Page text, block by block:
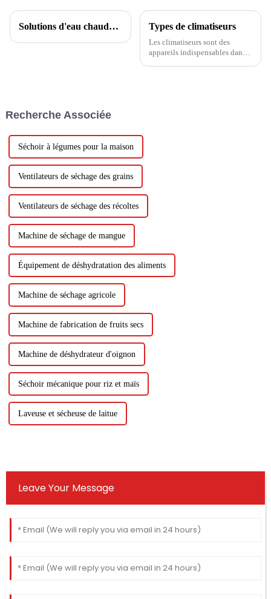
Solutions d'eau chaude domestique Types de climatiseurs
Les climatiseurs sont des
appareils indispensables dans
Recherche Associée
Séchoir à légumes pour la maison
Ventilateurs de séchage des grains
Ventilateurs de séchage des récoltes
Machine de séchage de mangue
Équipement de déshydratation des aliments
Machine de séchage agricole
Machine de fabrication de fruits secs
Machine de déshydrateur d'oignon
Séchoir mécanique pour riz et maïs
Laveuse et sécheuse de laitue
Leave Your Message